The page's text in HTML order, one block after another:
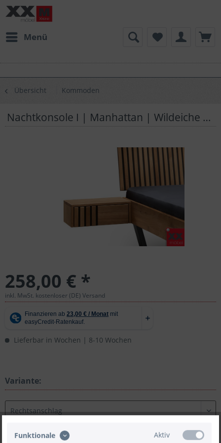
Menü
Übersicht Kommoden
Nachtkonsole I | Manhattan | Wildeiche Massivholz | N01
258,00 € *
inkl. MwSt. kostenloser (DE) Versand
Lieferbar in Wochen | 8-10 Wochen
Variante:
Funktionale Aktiv